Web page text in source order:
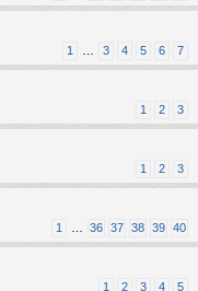
1 … 3 4 5 6 7
1 2 3
1 2 3
1 … 36 37 38 39 40
1 2 3 4 5